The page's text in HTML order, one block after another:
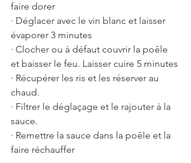
faire dorer
· Déglacer avec le vin blanc et laisser
évaporer 3 minutes
· Clocher ou à défaut couvrir la poêle
et baisser le feu. Laisser cuire 5 minutes
· Récupérer les ris et les réserver au
chaud.
· Filtrer le déglaçage et le rajouter à la
sauce.
· Remettre la sauce dans la poêle et la
faire réchauffer